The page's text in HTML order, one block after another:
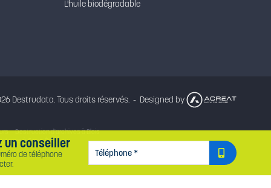
un conseiller
de téléphone
TÉLÉPHONE*
L'huile biodégradable
Destrudata. Tous droits réservés. Designed by
Destruction d'archives à Blois
à Saint-Étienne